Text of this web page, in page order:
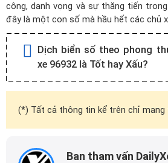
công, danh vọng và sự thăng tiến
đây là một con số mà hầu hết các chủ
Dịch biển số theo phong
xe 96932 là Tốt hay Xấu?
(*) Tất cả thông tin kể trên chỉ mang
Ban tham vấn